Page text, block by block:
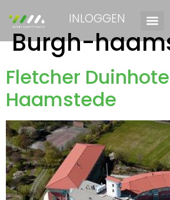
INLOGGEN
Burgh-
Fletcher
Haamstede